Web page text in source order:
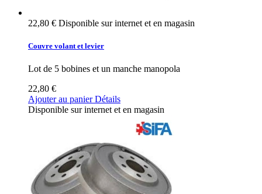
22,80 € Disponible sur internet et en magasin
Couvre volant et levier
Lot de 5 bobines et un manche manopola
22,80 €
Ajouter au panier Détails
Disponible sur internet et en magasin